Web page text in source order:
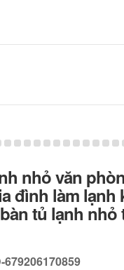
nhỏ văn
đình làm lạnh
tủ lạnh nhỏ
679206170859